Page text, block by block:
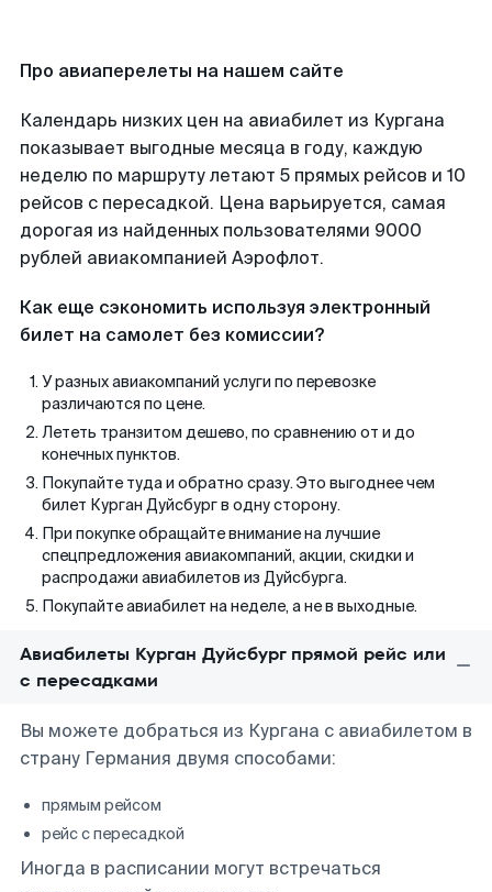
Про авиаперелеты на нашем сайте
Календарь низких цен на авиабилет из Кургана
показывает выгодные месяца в году, каждую
неделю по маршруту летают 5 прямых рейсов и 10
рейсов с пересадкой. Цена варьируется, самая
дорогая из найденных пользователями 9000
рублей авиакомпанией Аэрофлот.
Как еще сэкономить используя электронный
билет на самолет без комиссии?
У разных авиакомпаний услуги по перевозке
различаются по цене.
Лететь транзитом дешево, по сравнению от и до
конечных пунктов.
Покупайте туда и обратно сразу. Это выгоднее чем
билет Курган Дуйсбург в одну сторону.
При покупке обращайте внимание на лучшие
спецпредложения авиакомпаний, акции, скидки и
распродажи авиабилетов из Дуйсбурга.
Покупайте авиабилет на неделе, а не в выходные.
Авиабилеты Курган Дуйсбург прямой рейс или
с пересадками
Вы можете добраться из Кургана с авиабилетом в
страну Германия двумя способами:
прямым рейсом
рейс с пересадкой
Иногда в расписании могут встречаться